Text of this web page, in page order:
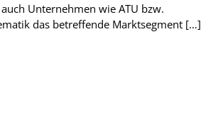
Unternehmen wie ATU bzw.
das betreffende Marktsegment […]